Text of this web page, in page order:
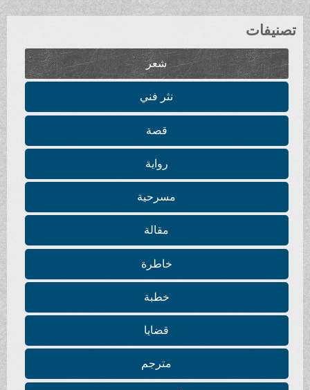
تصنيفات
شعر
نثر فني
قصة
رواية
مسرحية
مقالة
خاطرة
خطبة
قضايا
مترجم